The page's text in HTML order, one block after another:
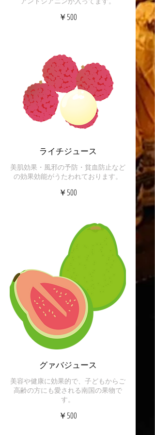
￥500
ライチジュース
美肌効果・風邪の予防・貧血防止など
の効果効能がうたわれております。
￥500
グァバジュース
美容や健康に効果的で、子どもからご
高齢の方にも愛される南国の果物で
す。
￥500